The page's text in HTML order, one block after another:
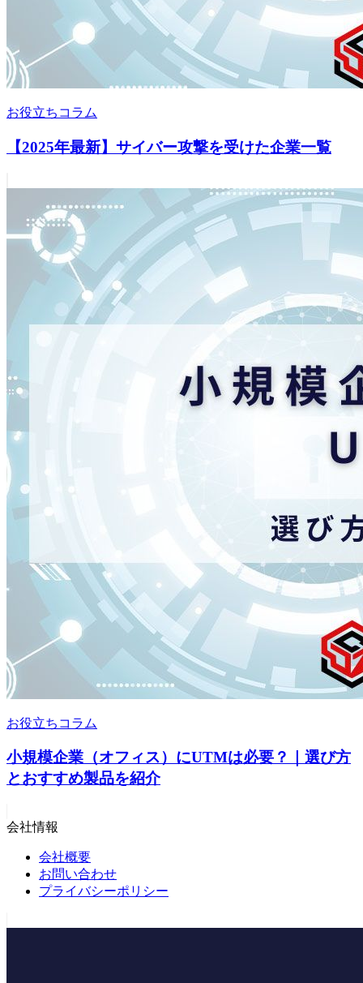
お役立ちコラム
【2025年最新】サイバー攻撃を受けた企業一覧
お役立ちコラム
小規模企業（オフィス）にUTMは必要？｜選び方
とおすすめ製品を紹介
会社情報
会社概要
お問い合わせ
プライバシーポリシー